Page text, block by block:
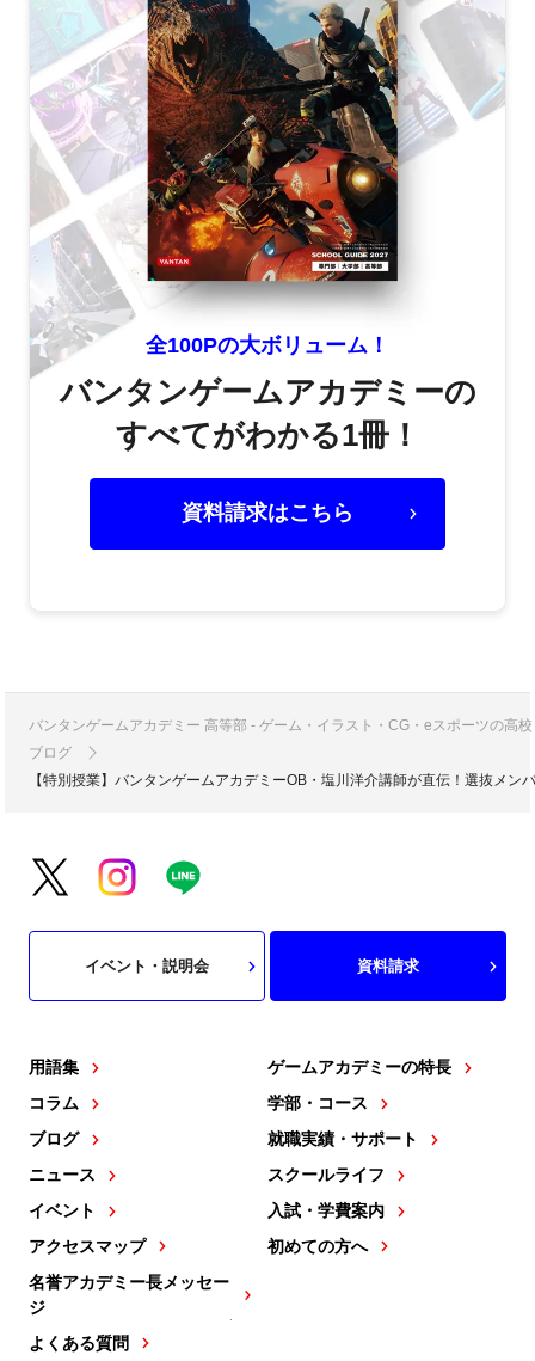
全100Pの大ボリューム！
バンタンゲームアカデミーの
すべてがわかる1冊！
資料請求はこちら
バンタンゲームアカデミー 高等部 - ゲーム・イラスト・CG・eスポーツの高
ブログ
【特別授業】バンタンゲームアカデミーOB・塩川洋介講師が直伝！選抜メ
用語集
コラム
ブログ
ニュース
イベント
アクセスマップ
名誉アカデミー長メッセー
ジ
よくある質問
ゲームアカデミーの特長
学部・コース
就職実績・サポート
スクールライフ
入試・学費案内
初めての方へ
イベント・説明会 資料請求